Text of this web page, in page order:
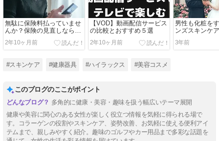
無駄に保険料払っていませ
んか？保険の見直しなら
【保険コネクト】がおすす
め！
2年10ヶ月前
【VOD】動画配信サービス
の比較とおすすめ５選
2年10ヶ月前
男性も化粧を
ンズスキンケ
番とは？
3年前
#スキンケア #健康器具 #ハイラックス #美容コスメ
このブログのここがポイント
多角的に健康・美容・趣味を扱う幅広いテーマ展開
健康や美容に関心のある女性が楽しく役立つ情報を気軽に得られる場で
す。コラーゲンの役割やスキンケア、姿勢改善、お気軽に使える便利アイ
テムまで、親しみやすく紹介。趣味のゴルフやカー用品まで多彩な話題を